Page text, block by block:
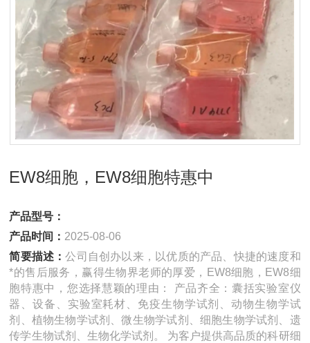
EW8细胞，EW8细胞特惠中
产品型号：
产品时间： 2025-08-06
简要描述：公司自创办以来，以优质的产品、快捷的速度和
*的售后服务，赢得生物界老师的厚爱，EW8细胞，EW8细
胞特惠中，您选择慧颖的理由： 产品齐全：囊括实验室仪
器、设备、实验室耗材、免疫生物学试剂、动物生物学试
剂、植物生物学试剂、微生物学试剂、细胞生物学试剂、遗
传学生物试剂、生物化学试剂。 为客户提供高品质的科研细